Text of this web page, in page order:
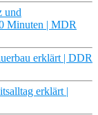
und
Minuten | MDR
erklärt | DDR
erklärt |